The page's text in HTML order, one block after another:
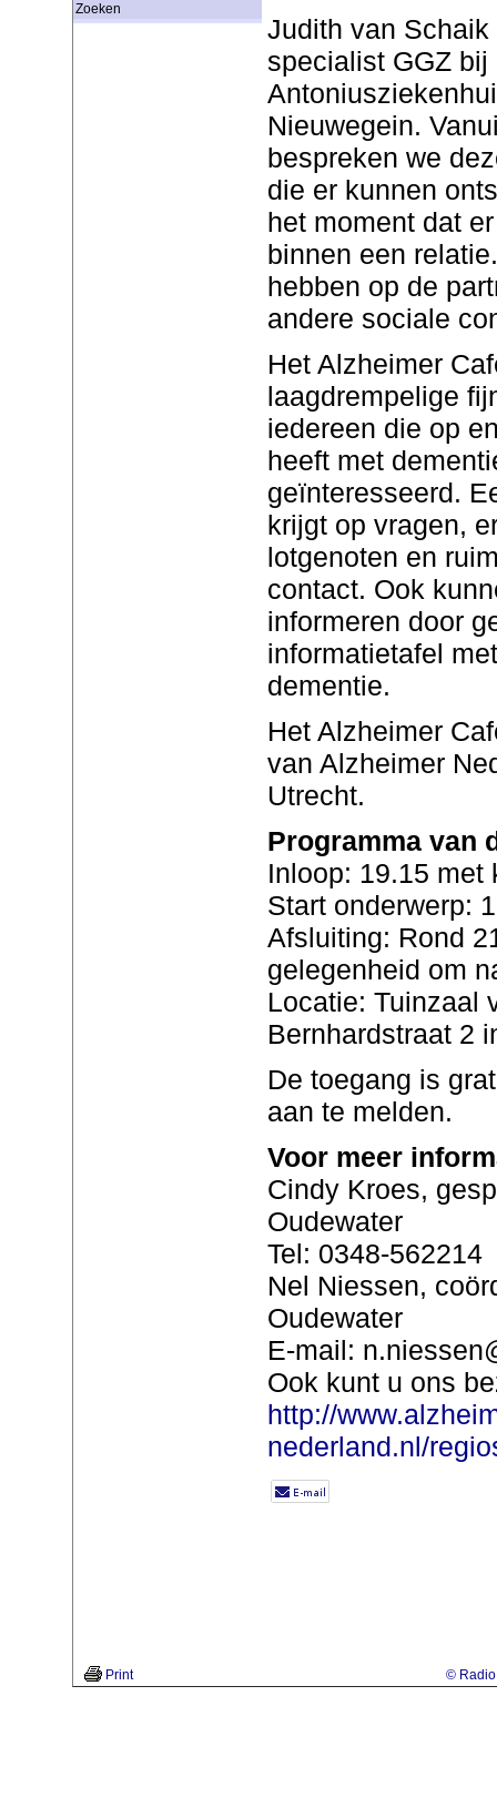
Zoeken
Judith van
specialist GGZ bij
Nieuwegein.
bespreken we
die er kunnen
het moment dat
binnen een
hebben op de
andere sociale
Het Alzheimer
laagdrempelige
iedereen die op
heeft met
geïnteresseerd.
krijgt op vragen,
lotgenoten en
contact. Ook
informeren door
informatietafel
dementie.
Het Alzheimer
van Alzheimer
Utrecht.
Programma van
Inloop: 19.15 met
Start onderwerp:
Afsluiting: Rond
gelegenheid om
Locatie: Tuinzaal
Bernhardstraat 2
De toegang is
aan te melden.
Voor meer
Cindy Kroes,
Oudewater
Tel: 0348-562214
Nel Niessen,
Oudewater
E-mail:
Ook kunt u ons
http://
nederland.nl/
Print © Radio